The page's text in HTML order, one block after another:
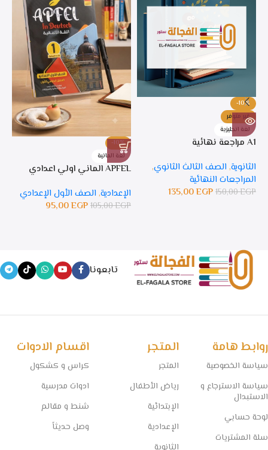
-10%
غير متوفر
لغة انجليزية
A1 مراجعة نهائية
الثانوية, الصف الثالث الثانوي,
المراجعات النهائية
150,00EGP
135,00EGP
-10%
لغة المانية
APFEL الماني اولي اعدادي
الإعدادية, الصف الأول الإعدادي
105,00EGP
95,00EGP
تابعونا
روابط هامة
سياسة الخصوصية
سياسة الاسترجاع و
الاستبدال
لوحة حسابي
سلة المشتريات
المتجر
المتجر
رياض الأطفال
الإبتدائية
الإعدادية
اقسام الادوات
كراس و كشكول
ادوات مدرسية
شنط و مقالم
وصل حديثاً